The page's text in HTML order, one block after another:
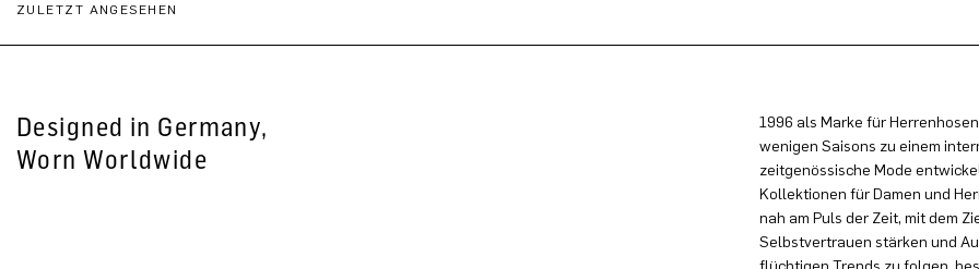
ZULETZT ANGESEHEN
Designed in Germany,
Worn Worldwide
1996 als Marke für
wenigen Saisons zu einem
zeitgenössische Mode
Kollektionen für Damen und
nah am Puls der Zeit, mit dem
Selbstvertrauen stärken und